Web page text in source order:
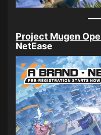
Project Mugen
NetEase